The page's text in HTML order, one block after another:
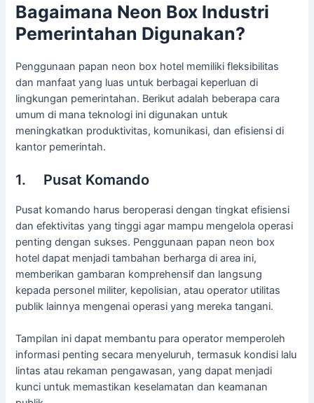
Bagaimana Neon Box Industri
Pemerintahan Digunakan?
Penggunaan papan neon box hotel memiliki fleksibilitas
dan manfaat yang luas untuk berbagai keperluan di
lingkungan pemerintahan. Berikut adalah beberapa cara
umum di mana teknologi ini digunakan untuk
meningkatkan produktivitas, komunikasi, dan efisiensi di
kantor pemerintah.
1. Pusat Komando
Pusat komando harus beroperasi dengan tingkat efisiensi
dan efektivitas yang tinggi agar mampu mengelola operasi
penting dengan sukses. Penggunaan papan neon box
hotel dapat menjadi tambahan berharga di area ini,
memberikan gambaran komprehensif dan langsung
kepada personel militer, kepolisian, atau operator utilitas
publik lainnya mengenai operasi yang mereka tangani.
Tampilan ini dapat membantu para operator memperoleh
informasi penting secara menyeluruh, termasuk kondisi lalu
lintas atau rekaman pengawasan, yang dapat menjadi
kunci untuk memastikan keselamatan dan keamanan